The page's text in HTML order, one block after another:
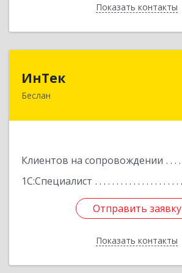
Показать контакты
Назад
ИнТек
Беслан
Клиентов на сопровождении
1С:Специалист
Отправить заявку
Показать контакты
Отправить заявку
Назад